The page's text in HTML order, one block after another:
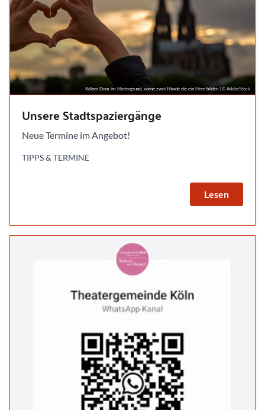
Kölner Dom im Hintergrund, vorne zwei Hände die ein Herz bilden | © AdobeStock
Unsere Stadtspaziergänge
Neue Termine im Angebot!
TIPPS & TERMINE
Lesen